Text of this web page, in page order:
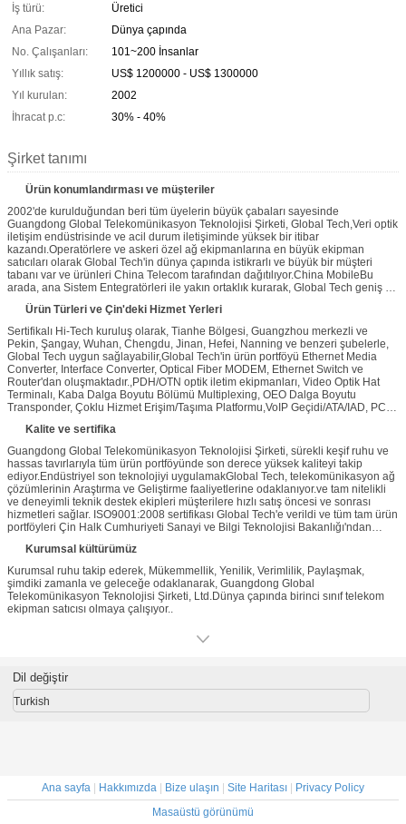
İş türü:
Üretici
Ana Pazar:
Dünya çapında
No. Çalışanları:
101~200 İnsanlar
Yıllık satış:
US$ 1200000 - US$ 1300000
Yıl kurulan:
2002
İhracat p.c:
30% - 40%
Şirket tanımı
Ürün konumlandırması ve müşteriler
2002'de kurulduğundan beri tüm üyelerin büyük çabaları sayesinde
Guangdong Global Telekomünikasyon Teknolojisi Şirketi, Global Tech,Veri optik
iletişim endüstrisinde ve acil durum iletişiminde yüksek bir itibar
kazandı.Operatörlere ve askeri özel ağ ekipmanlarına en büyük ekipman
satıcıları olarak Global Tech'in dünya çapında istikrarlı ve büyük bir müşteri
tabanı var ve ürünleri China Telecom tarafından dağıtılıyor.China MobileBu
arada, ana Sistem Entegratörleri ile yakın ortaklık kurarak, Global Tech geniş bir
dağıtım ağı kurdu.
Ürün Türleri ve Çin'deki Hizmet Yerleri
Sertifikalı Hi-Tech kuruluş olarak, Tianhe Bölgesi, Guangzhou merkezli ve
Pekin, Şangay, Wuhan, Chengdu, Jinan, Hefei, Nanning ve benzeri şubelerle,
Global Tech uygun sağlayabilir,Global Tech'in ürün portföyü Ethernet Media
Converter, Interface Converter, Optical Fiber MODEM, Ethernet Switch ve
Router'dan oluşmaktadır.,PDH/OTN optik iletim ekipmanları, Video Optik Hat
Terminalı, Kaba Dalga Boyutu Bölümü Multiplexing, OEO Dalga Boyutu
Transponder, Çoklu Hizmet Erişim/Taşıma Platformu,VoIP Geçidi/ATA/IAD, PCM
Kalite ve sertifika
Guangdong Global Telekomünikasyon Teknolojisi Şirketi, sürekli keşif ruhu ve
hassas tavırlarıyla tüm ürün portföyünde son derece yüksek kaliteyi takip
ediyor.Endüstriyel son teknolojiyi uygulamakGlobal Tech, telekomünikasyon ağ
çözümlerinin Araştırma ve Geliştirme faaliyetlerine odaklanıyor.ve tam nitelikli
ve deneyimli teknik destek ekipleri müşterilere hızlı satış öncesi ve sonrası
hizmetleri sağlar. ISO9001:2008 sertifikası Global Tech'e verildi ve tüm tam ürün
portföyleri Çin Halk Cumhuriyeti Sanayi ve Bilgi Teknolojisi Bakanlığı'ndan
Kurumsal kültürümüz
Kurumsal ruhu takip ederek, Mükemmellik, Yenilik, Verimlilik, Paylaşmak,
şimdiki zamanla ve geleceğe odaklanarak, Guangdong Global
Telekomünikasyon Teknolojisi Şirketi, Ltd.Dünya çapında birinci sınıf telekom
ekipman satıcısı olmaya çalışıyor..
Dil değiştir
Turkish
Ana sayfa | Hakkımızda | Bize ulaşın | Site Haritası | Privacy Policy
Masaüstü görünümü